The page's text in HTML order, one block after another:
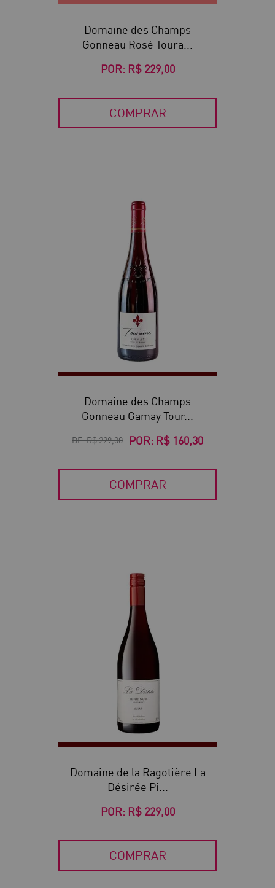
Domaine des Champs
Gonneau Rosé Toura...
POR: R$ 229,00
COMPRAR
Domaine des Champs
Gonneau Gamay Tour...
DE:R$ 229,00 POR: R$ 160,30
COMPRAR
Domaine de la Ragotière La
Désirée Pi...
POR: R$ 229,00
COMPRAR